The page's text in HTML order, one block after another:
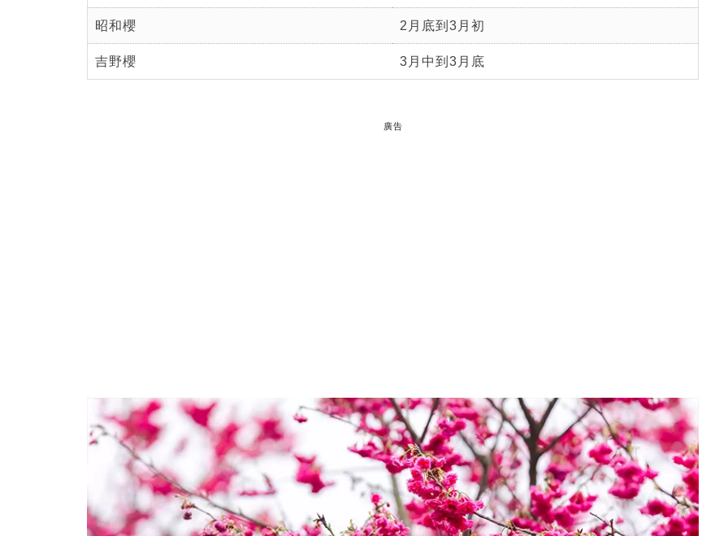
昭和櫻 2月底到3月初
吉野櫻 3月中到3月底
廣告